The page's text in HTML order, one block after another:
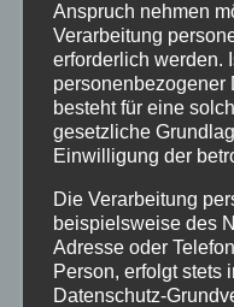
Feuerwehr
Hilfsorganisationen
Mayen-Koblenz
Neuwied
Polizei
Anspruch nehmen
Verarbeitung
erforderlich werden.
personenbezogener
besteht für eine
gesetzliche
Einwilligung der
Die Verarbeitung
beispielsweise des
Adresse oder
Person, erfolgt stets
Datenschutz-